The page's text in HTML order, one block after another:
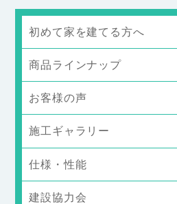
初めて家を建てる方へ
商品ラインナップ
お客様の声
施工ギャラリー
仕様・性能
建設協力会